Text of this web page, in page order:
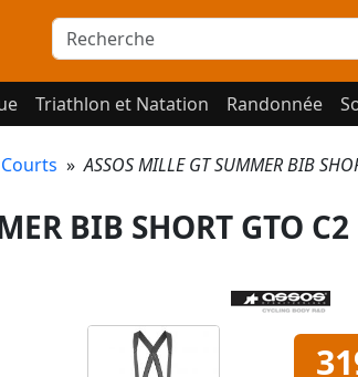
Triathlon et Natation Randonnée
»ASSOS MILLE GT SUMMER BIB
BIB SHORT GTO C2